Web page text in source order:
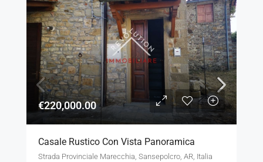
€220,000.00
Casale Rustico Con Vista Panoramica
Strada Provinciale Marecchia, Sansepolcro, AR, Italia